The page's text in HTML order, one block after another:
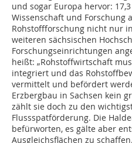
und sogar Europa hervor:
Wissenschaft und Forschung
Rohstoffforschung nicht nur
weiteren sächsischen
Forschungseinrichtungen
heißt: „Rohstoffwirtschaft
integriert und das
vermittelt und befördert
Erzbergbau in Sachsen kein
zählt sie doch zu den
Flussspatförderung. Die
befürworten, es gälte aber
Ausgleichsflächen zu